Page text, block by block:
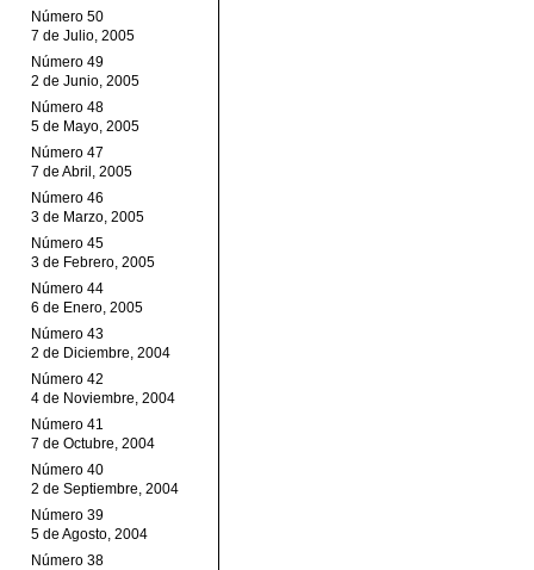
Número 50
7 de Julio, 2005
Número 49
2 de Junio, 2005
Número 48
5 de Mayo, 2005
Número 47
7 de Abril, 2005
Número 46
3 de Marzo, 2005
Número 45
3 de Febrero, 2005
Número 44
6 de Enero, 2005
Número 43
2 de Diciembre, 2004
Número 42
4 de Noviembre, 2004
Número 41
7 de Octubre, 2004
Número 40
2 de Septiembre, 2004
Número 39
5 de Agosto, 2004
Número 38